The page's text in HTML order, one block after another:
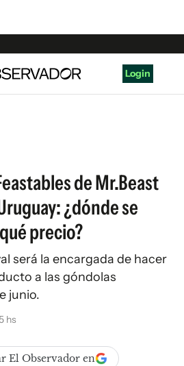
Login
de Mr.Beast
¿dónde se
precio?
será la encargada de hacer
a las góndolas
junio.
hs
El Observador en